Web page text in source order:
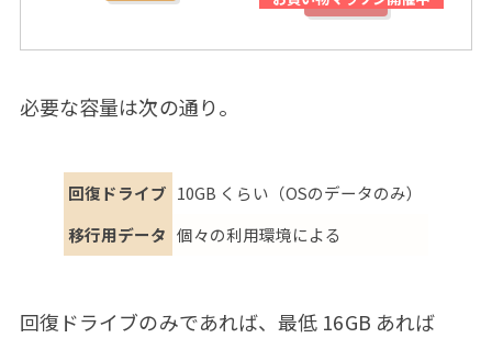
必要な容量は次の通り。
回復ドライブ 10GB くらい（OSのデータのみ）
移行用データ 個々の利用環境による
回復ドライブのみであれば、最低 16GB あれば